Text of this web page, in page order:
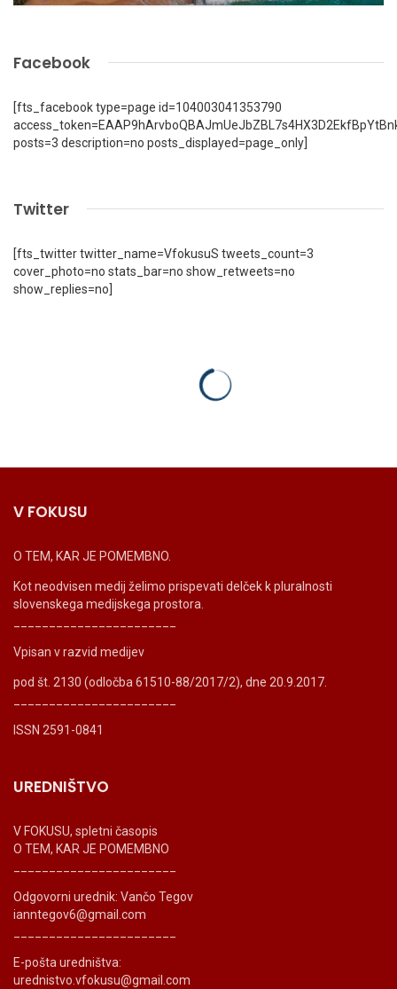
Facebook
[fts_facebook type=page id=104003041353790
posts=3 description=no posts_displayed=page_only]
Twitter
[fts_twitter twitter_name=VfokusuS tweets_count=3
cover_photo=no stats_bar=no show_retweets=no
show_replies=no]
V FOKUSU
O TEM, KAR JE POMEMBNO.
Kot neodvisen medij želimo prispevati delček k pluralnosti
slovenskega medijskega prostora.
Vpisan v razvid medijev
pod št. 2130 (odločba 61510-88/2017/2), dne 20.9.2017.
ISSN 2591-0841
UREDNIŠTVO
V FOKUSU, spletni časopis
O TEM, KAR JE POMEMBNO
Odgovorni urednik: Vančo Tegov
ianntegov6@gmail.com
E-pošta uredništva:
urednistvo.vfokusu@gmail.com